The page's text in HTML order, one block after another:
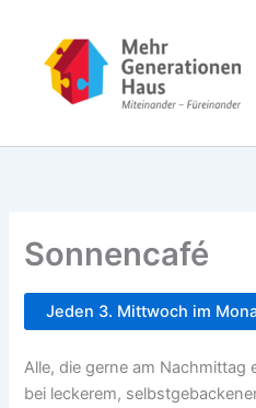
springen
Sonnencafé
Jeden 3. Mittwoch im
Alle, die gerne am Nachmittag
bei leckerem,